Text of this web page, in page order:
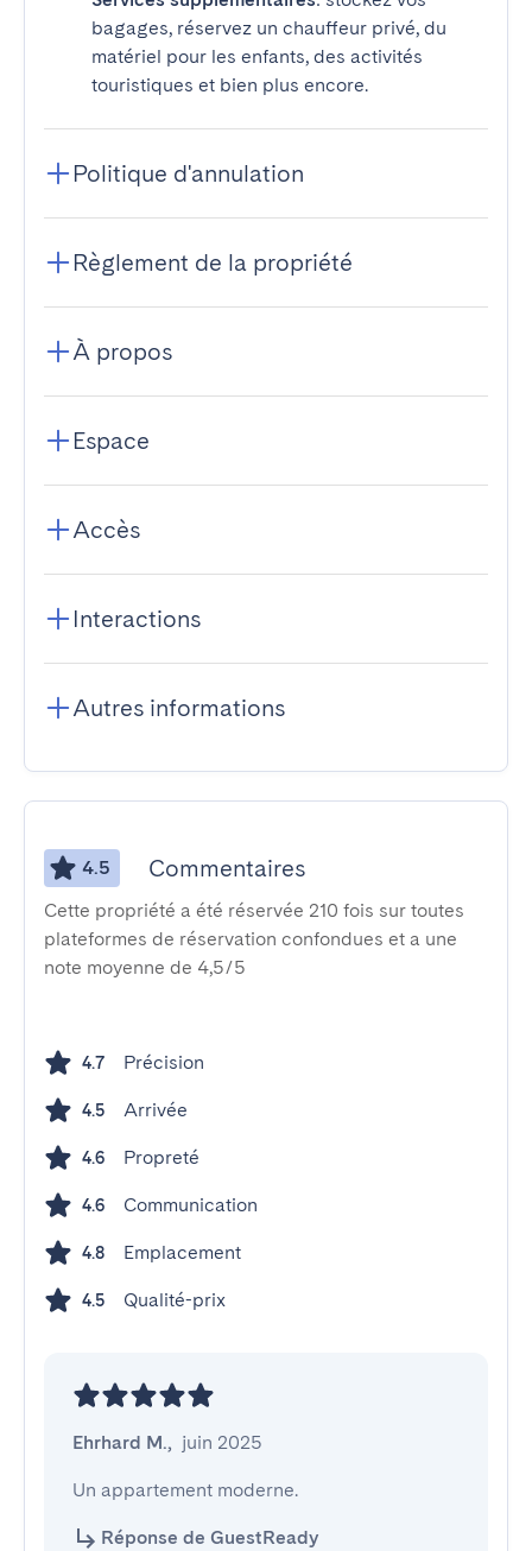
bagages, réservez un chauffeur privé, du
matériel pour les enfants, des activités
touristiques et bien plus encore.
Politique d'annulation
Règlement de la propriété
À propos
Espace
Accès
Interactions
Autres informations
4.5 Commentaires
Cette propriété a été réservée 210 fois sur toutes
plateformes de réservation confondues et a une
note moyenne de 4,5/5
4.7 Précision
4.5 Arrivée
4.6 Propreté
4.6 Communication
4.8 Emplacement
4.5 Qualité-prix
Ehrhard M., juin 2025
Un appartement moderne.
Réponse de GuestReady